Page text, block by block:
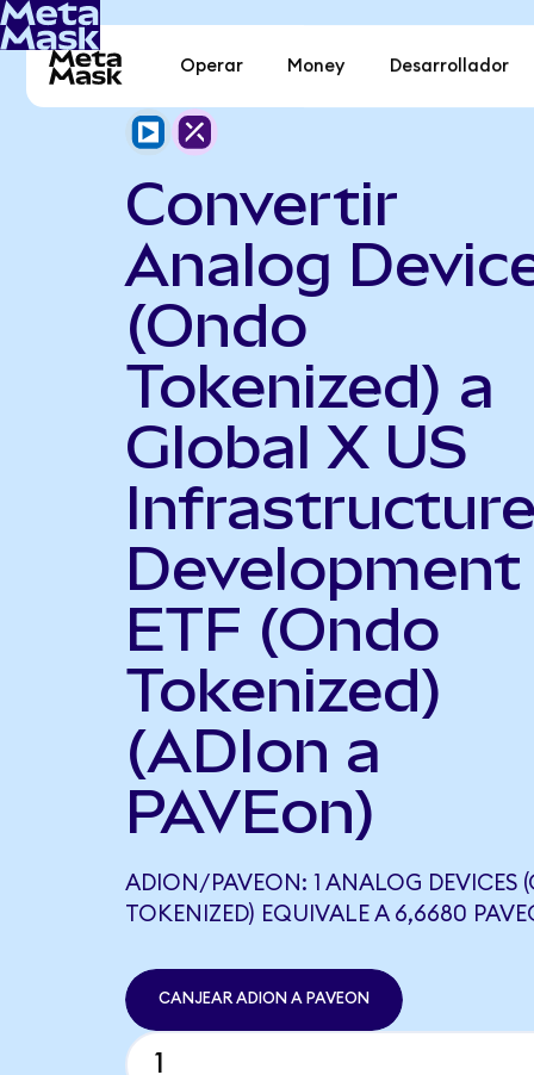
Operar Money Desarrollador
Convertir
Analog
(Ondo
Tokenized) a
Global X US
Development
ETF (Ondo
Tokenized)
(ADIon a
PAVEon)
ADION/PAVEON: 1 ANALOG DEVICES
TOKENIZED) EQUIVALE A 6,6680
CANJEAR ADION A PAVEON